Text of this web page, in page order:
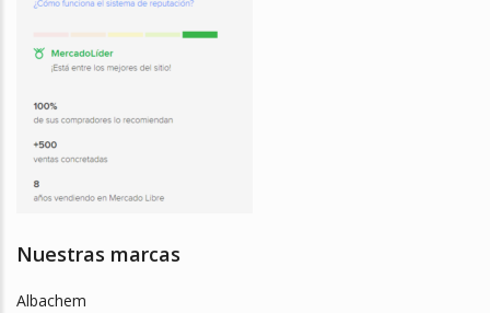
Nuestras marcas
Albachem